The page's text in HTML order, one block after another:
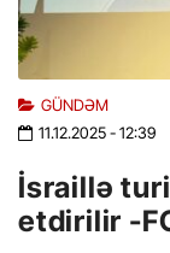
GÜNDƏM
11.12.2025- 12:39
İsraillə
etdirilir -